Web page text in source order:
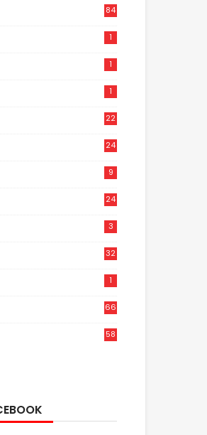
84
1
1
1
22
24
9
24
3
32
1
66
58